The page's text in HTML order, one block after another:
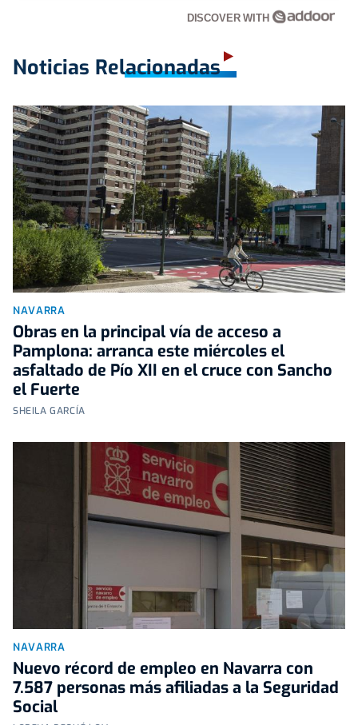
DISCOVER WITH
Noticias Relacionadas
NAVARRA
Obras en la principal vía de acceso a
Pamplona: arranca este miércoles el
asfaltado de Pío XII en el cruce con Sancho
el Fuerte
SHEILA GARCÍA
NAVARRA
Nuevo récord de empleo en Navarra con
7.587 personas más afiliadas a la Seguridad
Social